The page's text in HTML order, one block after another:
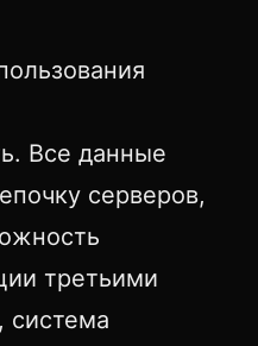
Все данные
серверов,
третьими
система